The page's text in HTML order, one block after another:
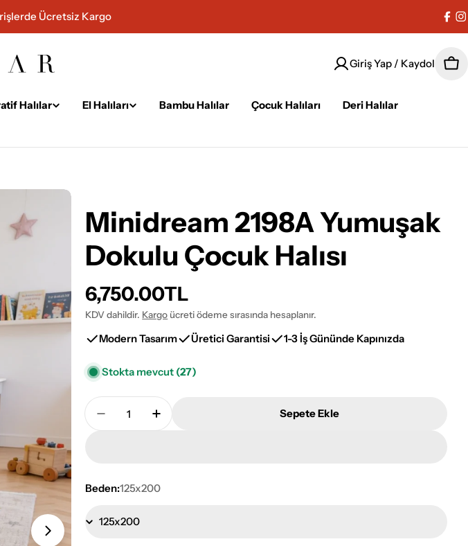
Ücretsiz Kargo
Giriş Yap / Kaydol
Halılar El Halıları Bambu Halılar Çocuk Halıları
Deri Halılar
Minidream 2198A Yumuşak
Dokulu Çocuk Halısı
Normal
fiyat
6,750.00TL
KDV dahildir. Kargo ücreti ödeme sırasında hesaplanır.
Modern Tasarım Üretici Garantisi 1-3 İş Gününde Kapınızda
Stokta mevcut (27)
Adet
Minidream 2198A Yumuşak Dokulu Çocuk Halısı Adetini Azalt
Minidream 2198A Yumuşak Dokulu Çocuk Halısı
Sepete Ekle
Beden:125x200